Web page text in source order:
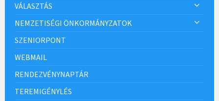
VÁLASZTÁS
NEMZETISÉGI ÖNKORMÁNYZATOK
SZENIORPONT
WEBMAIL
RENDEZVÉNYNAPTÁR
TEREMIGÉNYLÉS